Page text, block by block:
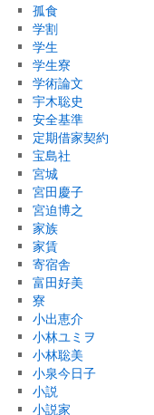
孤食
学割
学生
学生寮
学術論文
宇木聡史
安全基準
定期借家契約
宝島社
宮城
宮田慶子
宮迫博之
家族
家賃
寄宿舎
富田好美
寮
小出恵介
小林ユミヲ
小林聡美
小泉今日子
小説
小説家